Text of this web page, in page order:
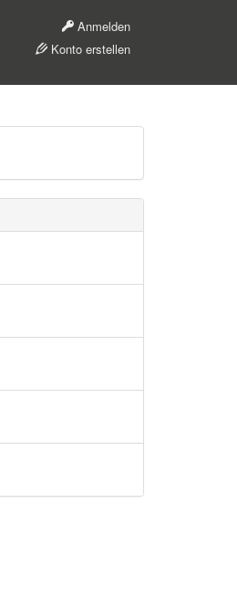
Anmelden
Konto erstellen